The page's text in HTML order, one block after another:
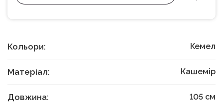
Кольори: Кемел
Матеріал: Кашемір
Довжина: 105 см